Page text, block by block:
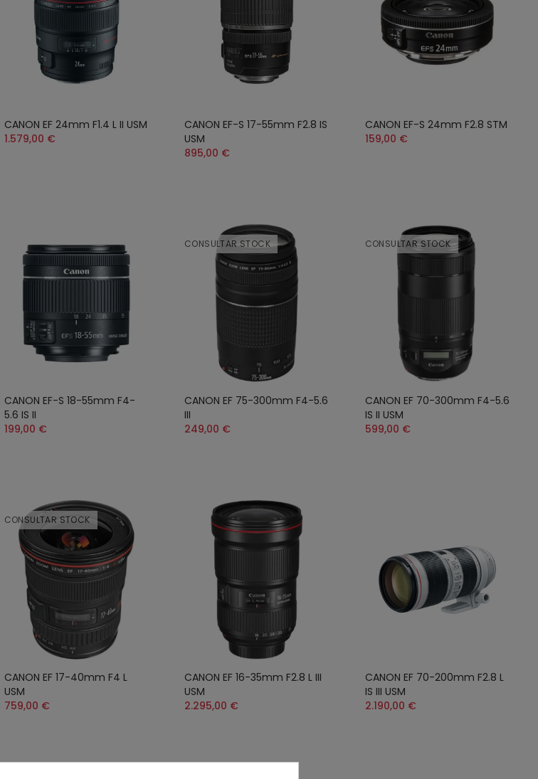
CANON EF 24mm F1.4 L II USM
1.579,00 €
CANON EF-S 17-55mm F2.8 IS
USM
895,00 €
CANON EF-S 24mm F2.8 STM
159,00 €
CANON EF-S 18-55mm F4-
5.6 IS II
199,00 €
CONSULTAR STOCK
CANON EF 75-300mm F4-5.6
III
249,00 €
CONSULTAR STOCK
CANON EF 70-300mm F4-5.6
IS II USM
599,00 €
CONSULTAR STOCK
CANON EF 17-40mm F4 L
USM
759,00 €
CANON EF 16-35mm F2.8 L III
USM
2.295,00 €
CANON EF 70-200mm F2.8 L
IS III USM
2.190,00 €